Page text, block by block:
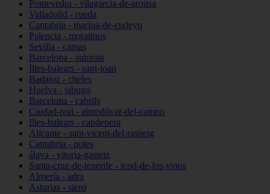
Pontevedra - vilagarcía-de-arousa
Valladolid - rueda
Cantabria - marina-de-cudeyo
Palencia - moratinos
Sevilla - camas
Barcelona - subirats
Illes-balears - sant-joan
Badajoz - cheles
Huelva - jabugo
Barcelona - cabrils
Ciudad-real - almodóvar-del-campo
Illes-balears - capdepera
Alicante - sant-vicent-del-raspeig
Cantabria - potes
álava - vitoria-gasteiz
Santa-cruz-de-tenerife - icod-de-los-vinos
Almería - adra
Asturias - siero